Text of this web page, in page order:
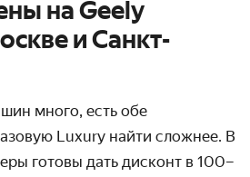
на Geely
и Санкт-
много, есть обе
Luxury найти сложнее. В
готовы дать дисконт в 100–